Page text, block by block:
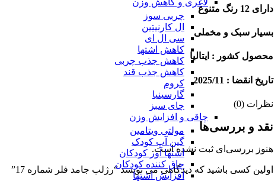
لاغری و کاهش وزن
چربی سوز
ال کارنیتین
سی ال ای
کاهش اشتها
کاهش جذب چربی
کاهش جذب قند
کروم
گارسینیا
چای سبز
چاقی و افزایش وزن
مولتی ویتامین
گین آپ کودک
اشتها آور کودکان
چاق کننده کودکان
افزایش اشتها
دارای 12 رنگ متنوع
بسیار سبک و مخملی
محصول کشور : ایتالیا
تاریخ انقضا : 2025/11
نظرات (0)
نقد و بررسی‌ها
هنوز بررسی‌ای ثبت نشده است.
اولین کسی باشید که دیدگاهی می نویسد “رژلب جامد فلر شماره 17”